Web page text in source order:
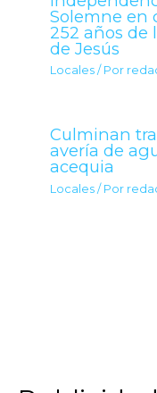
Solemne en
252 años de
de Jesús
Locales / Por
Culminan
avería de
acequia
Locales / Por